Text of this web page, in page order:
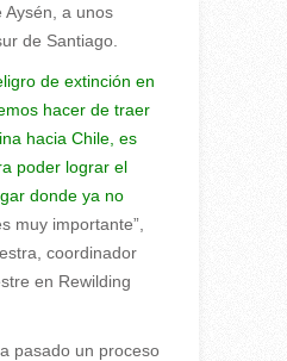
Aysén, a unos
de Santiago.
de extinción en
hacer de traer
hacia Chile, es
poder lograr el
donde ya no
muy importante”,
coordinador
en Rewilding
pasado un proceso